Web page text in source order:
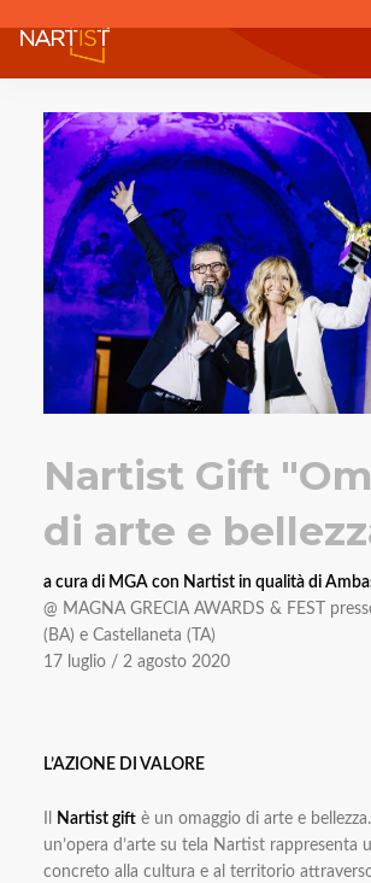
COSA PUOI FARE
COMMUNITY
CONTEST
OPERE
STORE
NEWS
CONTATTI
Nartist Gift
di arte e
a cura di MGA con Nartist in qualità di
@ MAGNA GRECIA AWARDS & FEST
(BA) e Castellaneta (TA)
17 luglio / 2 agosto 2020
L’AZIONE DI VALORE
Nartist giftè un omaggio di arte e
un’opera d’arte su tela Nartist rappresenta
concreto alla cultura e al territorio attraverso